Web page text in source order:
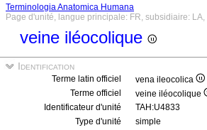
Terminologia Anatomica Humana
Page d'unité, langue principale: FR, subsidiaire:
veine iléocolique
Identification
Terme latin officiel
vena ileocolica
Terme officiel
veine iléocolique
Identificateur d'unité
TAH:U4833
Type d'unité
simple